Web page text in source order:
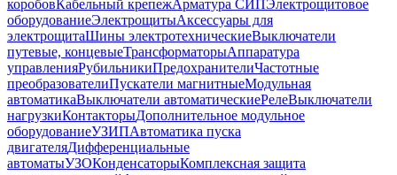
коробовКабельный крепежАрматура СИПЭлектрощитовое
оборудованиеЭлектрощитыАксессуары для
электрощитаШины электротехническиеВыключатели
путевые, концевыеТрансформаторыАппаратура
управленияРубильникиПредохранителиЧастотные
преобразователиПускатели магнитныеМодульная
автоматикаВыключатели автоматическиеРелеВыключатели
нагрузкиКонтакторыДополнительное модульное
оборудованиеУЗИПАвтоматика пуска
двигателяДифференциальные
автоматыУЗОКонденсаторыКомплексная защита